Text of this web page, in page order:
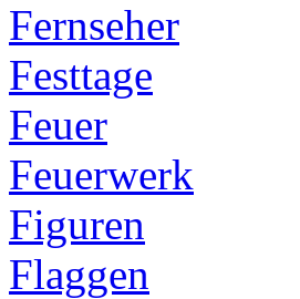
Fernseher
Festtage
Feuer
Feuerwerk
Figuren
Flaggen